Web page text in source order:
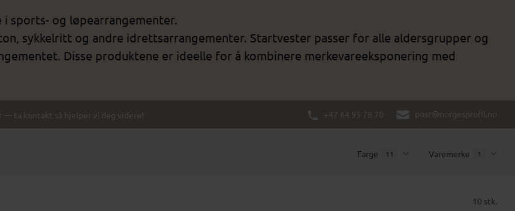
sports- og løpearrangementer.
sykkelritt og andre idrettsarrangementer. Startvester passer for alle aldersgrupper og
Disse produktene er ideelle for å kombinere merkevareeksponering med
ta kontakt så hjelper vi deg videre! +47 64 95 78 70 post@norgesprofil.no
Farge 11 Varemerke 1
10 stk.